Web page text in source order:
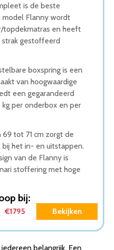
van 2026
is de beste
model Flanny wordt
topdekmatras en heeft
gestoffeerd
boxspring is een
van hoogwaardige
een gegarandeerd
per onderbox en per
tot 71 cm zorgt de
het in- en uitstappen.
van de Flanny is
stoffering met hoge
bij:
€1795 Bekijken
belangrijk. Een